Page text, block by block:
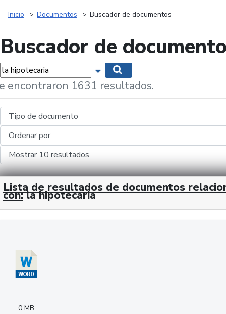
Inicio Documentos Buscador de documentos
Buscador de
Mostrar opciones de búsqueda
encontraron 1631 resultados.
Lista de resultados de documentos
con: la hipotecaria
0 MB